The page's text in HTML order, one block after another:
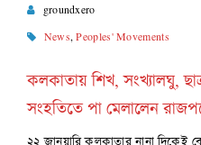
groundxero
News,Peoples' Movements
কলকাতায় শিখ, সংখ্যালঘু,
সংহতিতে পা মেলালেন
২২ জানুয়ারি কলকাতার নানা দিকেই